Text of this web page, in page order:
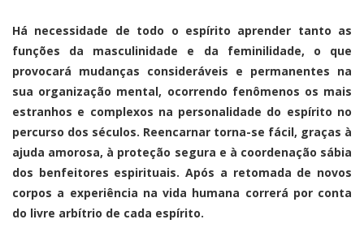
Há necessidade de todo o espírito aprender tanto as
funções da masculinidade e da feminilidade, o que
provocará mudanças consideráveis e permanentes na
sua organização mental, ocorrendo fenômenos os mais
estranhos e complexos na personalidade do espírito no
percurso dos séculos. Reencarnar torna-se fácil, graças à
ajuda amorosa, à proteção segura e à coordenação sábia
dos benfeitores espirituais. Após a retomada de novos
corpos a experiência na vida humana correrá por conta
do livre arbítrio de cada espírito.